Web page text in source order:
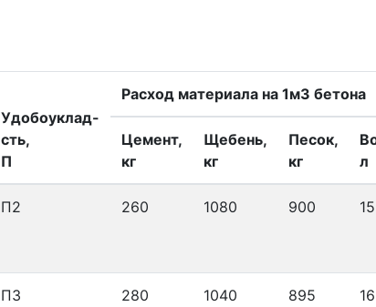
Удобоуклад-
сть,
П
Расход материала на 1м3 бетона
Цемент,
кг
Щебень,
кг
Песок,
кг
л
П2 260 1080 900
П3 280 1040 895